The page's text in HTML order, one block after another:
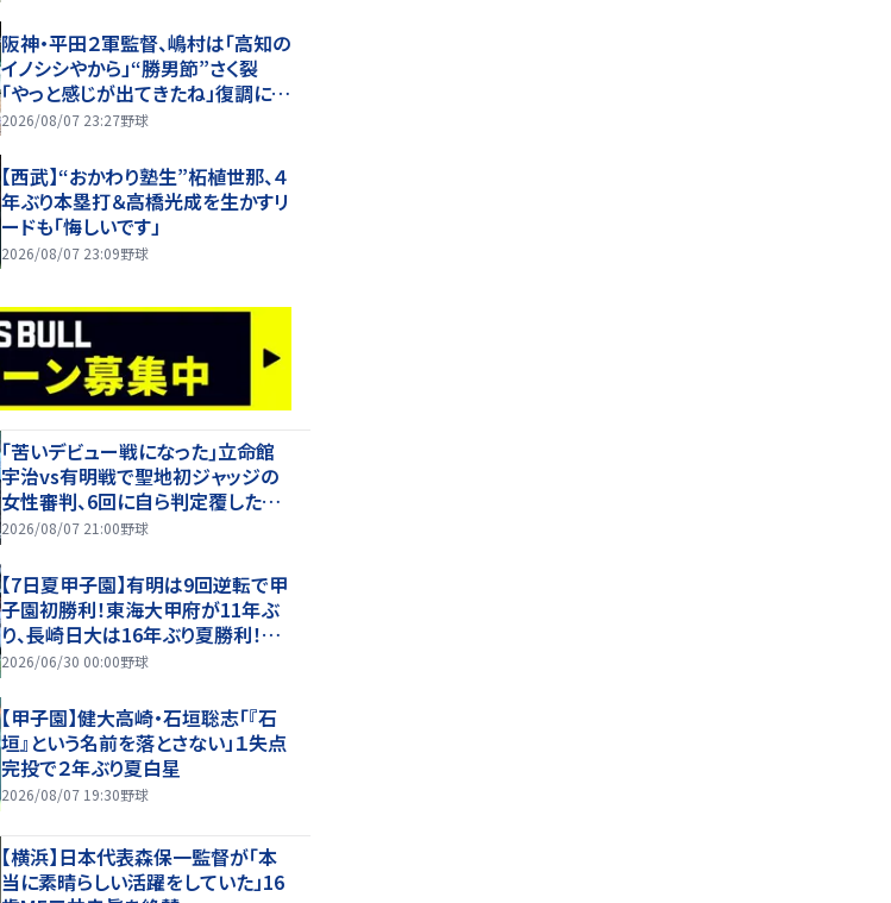
阪神・平田２軍監督、嶋村は「高知の
イノシシやから」“勝男節”さく裂
「やっと感じが出てきたね」復調に太
鼓判【一問一答】
2026/08/07 23:27野球
【西武】“おかわり塾生”柘植世那、４
年ぶり本塁打＆高橋光成を生かすリ
ードも「悔しいです」
2026/08/07 23:09野球
｢苦いデビュー戦になった｣立命館
宇治vs有明戦で聖地初ジャッジの
女性審判、6回に自ら判定覆したプ
レーを謝罪【26年夏甲子園】
2026/08/07 21:00野球
【7日夏甲子園】有明は9回逆転で甲
子園初勝利！東海大甲府が11年ぶ
り、長崎日大は16年ぶり夏勝利！健
大高崎・石垣が11K完投！
2026/06/30 00:00野球
【甲子園】健大高崎・石垣聡志「『石
垣』という名前を落とさない」１失点
完投で２年ぶり夏白星
2026/08/07 19:30野球
【横浜】日本代表森保一監督が「本
当に素晴らしい活躍をしていた」16